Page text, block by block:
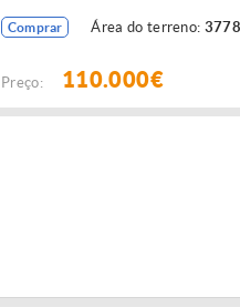
Comprar Área do terreno:
Preço: 110.000€